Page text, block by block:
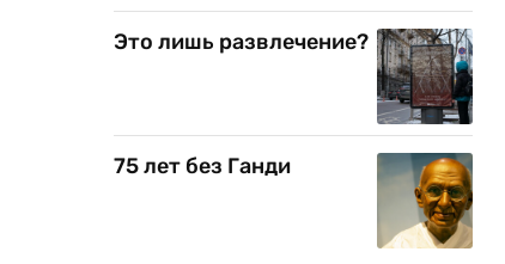
Это лишь развлечение?
75 лет без Ганди